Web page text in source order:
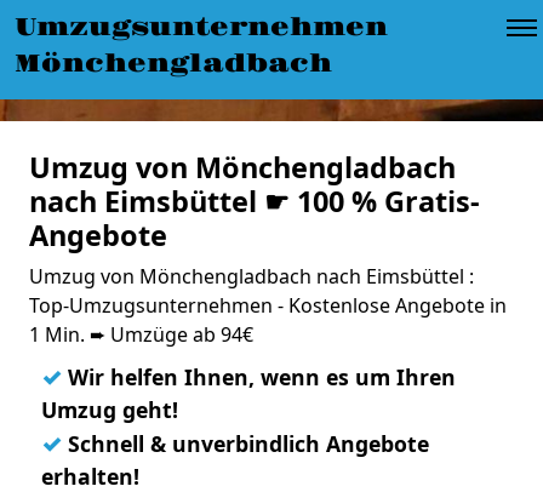
Umzugsunternehmen
Mönchengladbach
Umzug von Mönchengladbach
nach Eimsbüttel ☛ 100 % Gratis-
Angebote
Umzug von Mönchengladbach nach Eimsbüttel :
Top-Umzugsunternehmen - Kostenlose Angebote in
1 Min. ➨ Umzüge ab 94€
✓ Wir helfen Ihnen, wenn es um Ihren
Umzug geht!
✓ Schnell & unverbindlich Angebote
erhalten!